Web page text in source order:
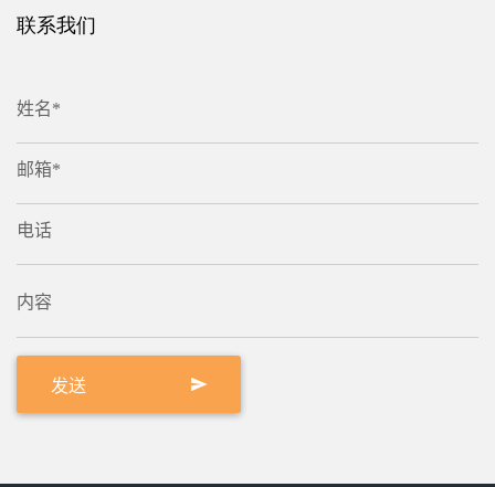
联系我们
姓名*
邮箱*
电话
内容